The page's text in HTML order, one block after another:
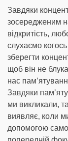
Завдяки
зосередженим
відкритість,
слухаємо
зберегти
щоб він не
нас
Завдяки
ми викликали,
виявляє, коли
допомогою